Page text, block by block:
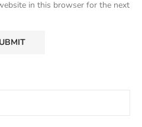
in this browser for the next